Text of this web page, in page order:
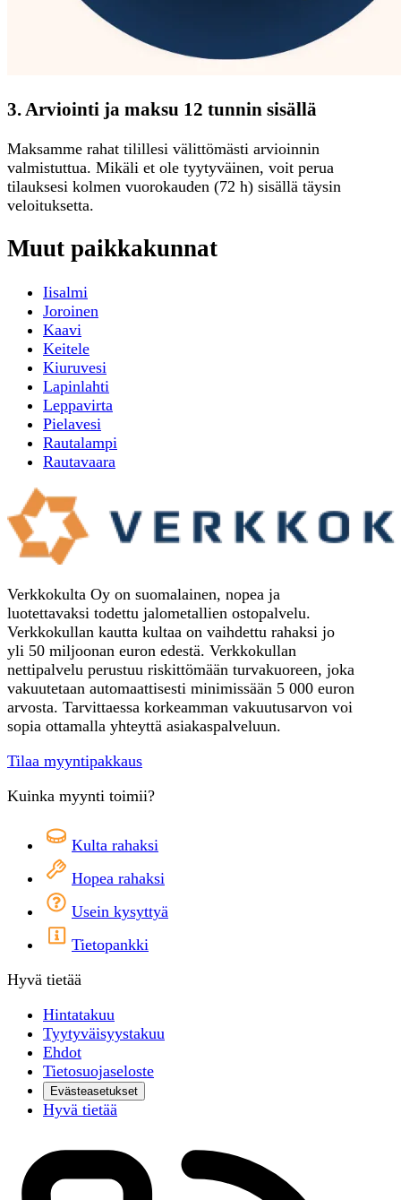
3. Arviointi ja maksu 12 tunnin sisällä
Maksamme rahat tilillesi välittömästi arvioinnin
valmistuttua. Mikäli et ole tyytyväinen, voit perua
tilauksesi kolmen vuorokauden (72 h) sisällä täysin
veloituksetta.
Muut paikkakunnat
Iisalmi
Joroinen
Kaavi
Keitele
Kiuruvesi
Lapinlahti
Leppavirta
Pielavesi
Rautalampi
Rautavaara
Verkkokulta Oy on suomalainen, nopea ja
luotettavaksi todettu jalometallien ostopalvelu.
Verkkokullan kautta kultaa on vaihdettu rahaksi jo
yli 50 miljoonan euron edestä. Verkkokullan
nettipalvelu perustuu riskittömään turvakuoreen, joka
vakuutetaan automaattisesti minimissään 5 000 euron
arvosta. Tarvittaessa korkeamman vakuutusarvon voi
sopia ottamalla yhteyttä asiakaspalveluun.
Tilaa myyntipakkaus
Kuinka myynti toimii?
Kulta rahaksi
Hopea rahaksi
Usein kysyttyä
Tietopankki
Hyvä tietää
Hintatakuu
Tyytyväisyystakuu
Ehdot
Tietosuojaseloste
Evästeasetukset
Hyvä tietää